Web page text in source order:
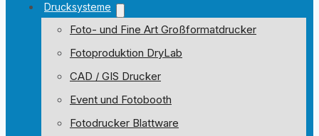
Drucksysteme
Foto- und Fine Art Großformatdrucker
Fotoproduktion DryLab
CAD / GIS Drucker
Event und Fotobooth
Fotodrucker Blattware